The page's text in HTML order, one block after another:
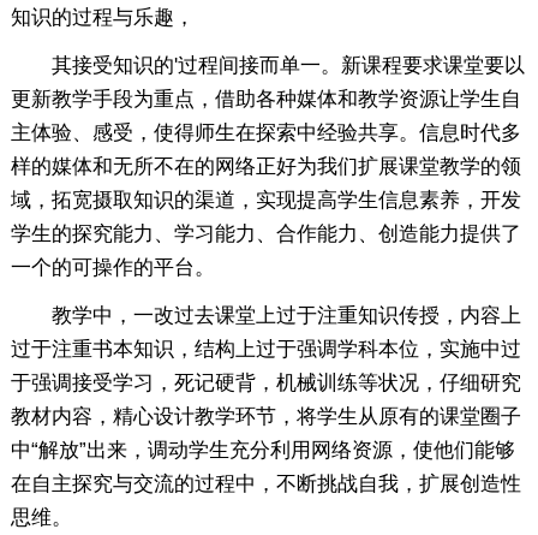
知识的过程与乐趣，
其接受知识的'过程间接而单一。新课程要求课堂要以
更新教学手段为重点，借助各种媒体和教学资源让学生自
主体验、感受，使得师生在探索中经验共享。信息时代多
样的媒体和无所不在的网络正好为我们扩展课堂教学的领
域，拓宽摄取知识的渠道，实现提高学生信息素养，开发
学生的探究能力、学习能力、合作能力、创造能力提供了
一个的可操作的平台。
教学中，一改过去课堂上过于注重知识传授，内容上
过于注重书本知识，结构上过于强调学科本位，实施中过
于强调接受学习，死记硬背，机械训练等状况，仔细研究
教材内容，精心设计教学环节，将学生从原有的课堂圈子
中“解放”出来，调动学生充分利用网络资源，使他们能够
在自主探究与交流的过程中，不断挑战自我，扩展创造性
思维。